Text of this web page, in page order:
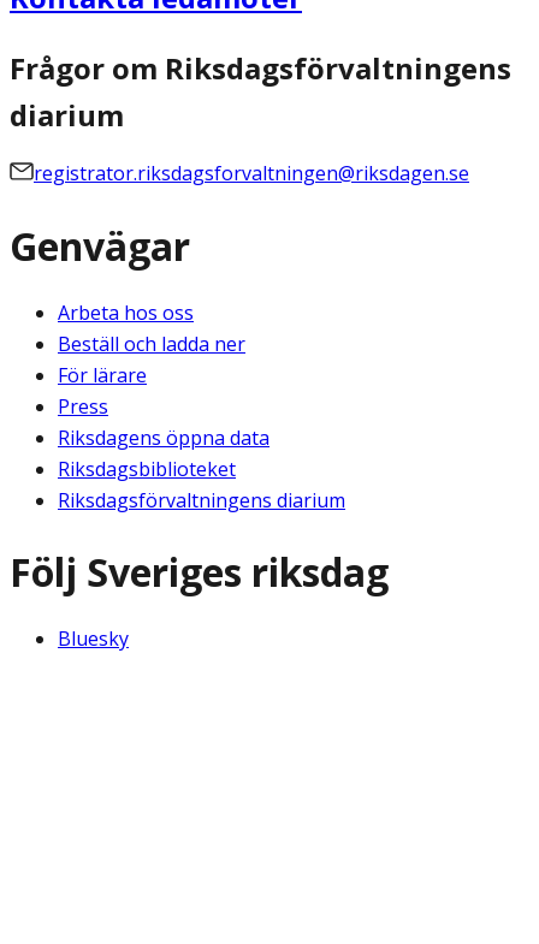
Frågor om Riksdagsförvaltningens
diarium
registrator.riksdagsforvaltningen@riksdagen.se
Genvägar
Arbeta hos oss
Beställ och ladda ner
För lärare
Press
Riksdagens öppna data
Riksdagsbiblioteket
Riksdagsförvaltningens diarium
Följ Sveriges riksdag
Bluesky